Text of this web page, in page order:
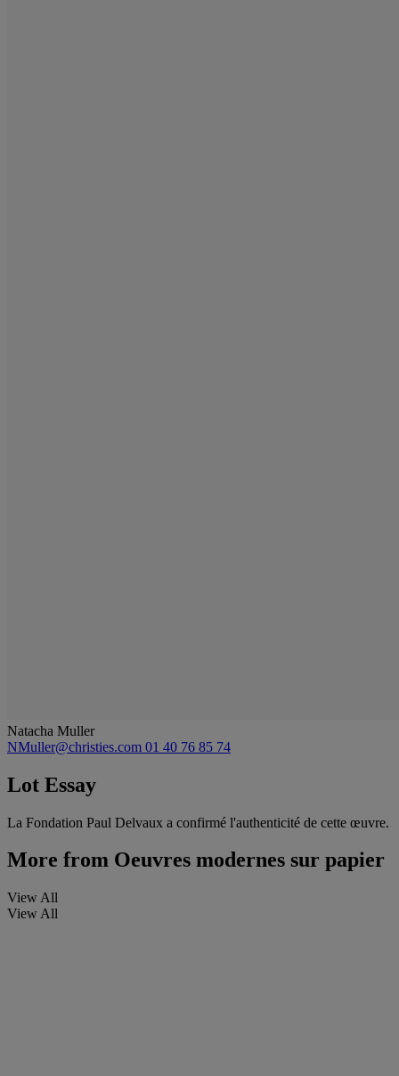
Natacha Muller
NMuller@christies.com 01 40 76 85 74
Lot Essay
La Fondation Paul Delvaux a confirmé l'authenticité de cette œuvre.
More from Oeuvres modernes sur papier
View All
View All